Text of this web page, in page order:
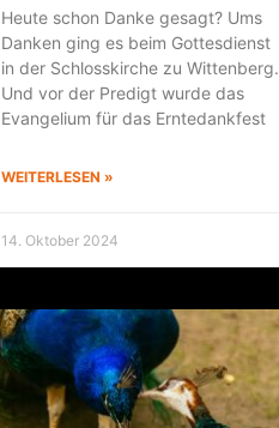
Heu­te schon Dan­ke gesagt? Ums
Dan­ken ging es beim Got­tes­dienst
in der Schloss­kir­che zu Wit­ten­berg.
Und vor der Pre­digt wur­de das
Evan­ge­li­um für das Erntedankfest
WEITERLESEN »
14. Oktober 2024